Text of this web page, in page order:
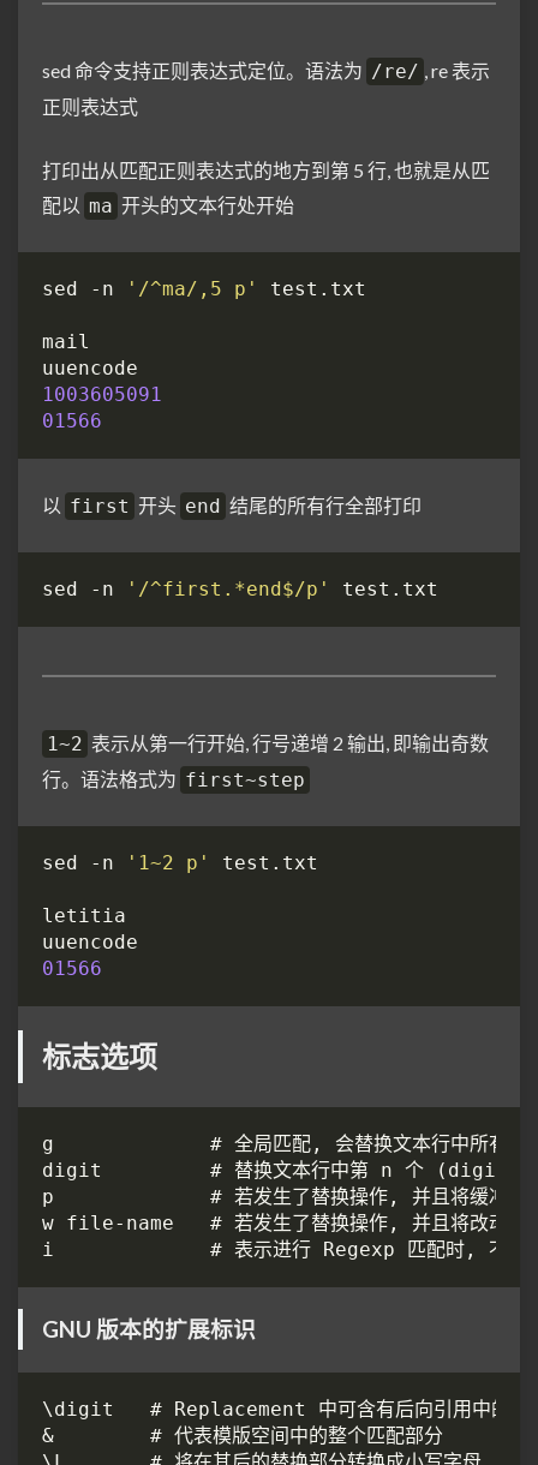
sed 命令支持正则表达式定位。语法为 /re/ , re 表示
正则表达式
打印出从匹配正则表达式的地方到第 5 行, 也就是从匹
配以 ma 开头的文本行处开始
sed -n '/^ma/,5 p'
1003605091
01566
以 first 开头 end 结尾的所有行全部打印
sed -n '/^first.*end$/p'
1~2 表示从第一行开始, 行号递增 2 输出, 即输出奇数
行。语法格式为 first~step
sed -n '1~2 p'
01566
标志选项
GNU 版本的扩展标识